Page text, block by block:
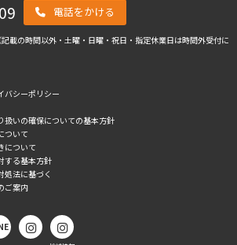
電話をかける
載の時間以外・土曜・日曜・祝日・指定休業日は時間外受付に
バシーポリシー
いの確保についての基本方針
ついて
について
する基本方針
法に基づく
ご案内